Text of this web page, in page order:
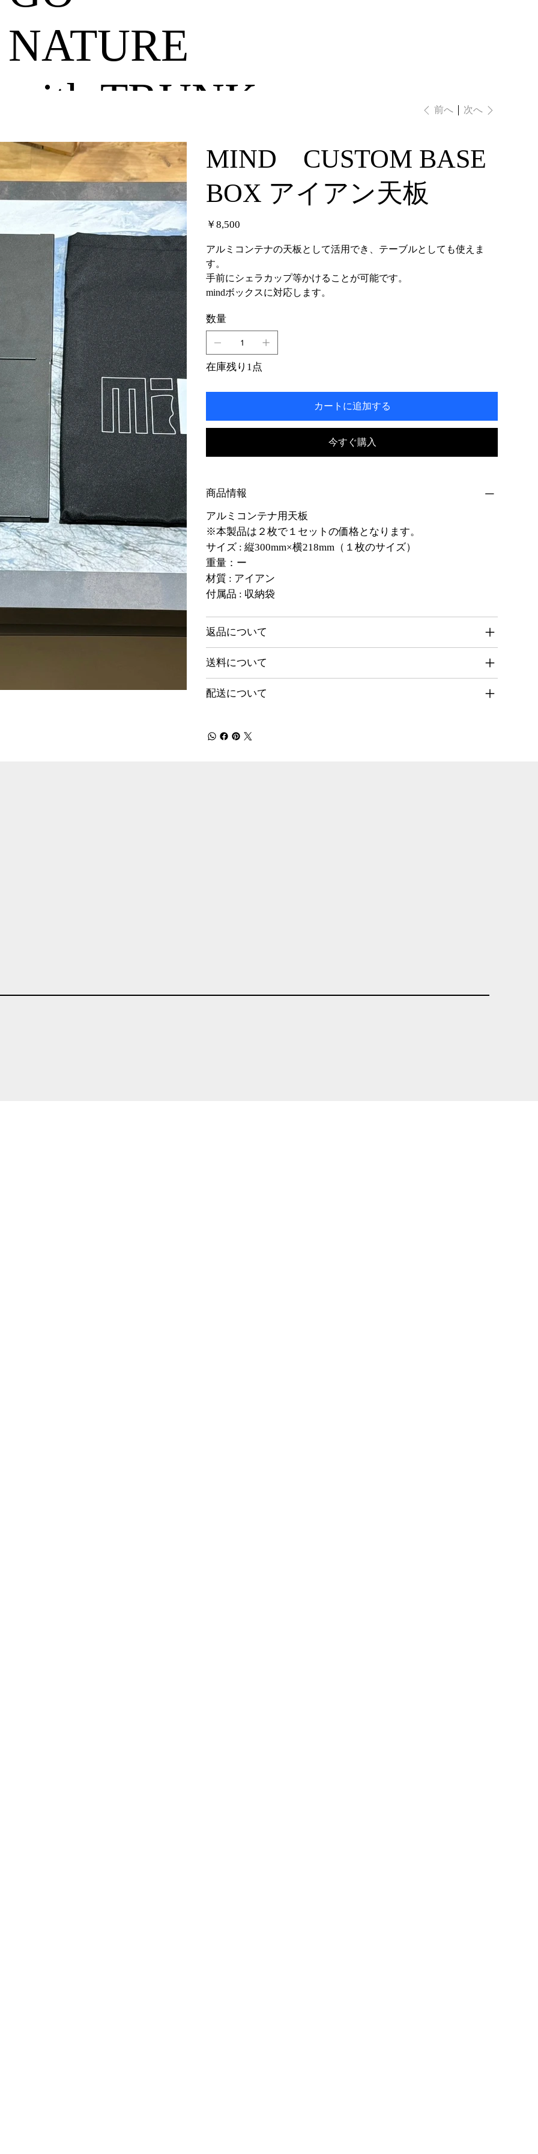
NATURE
with TRUNK
前へ 次へ
MIND CUSTOM BASE
BOX アイアン天板
価
格
￥8,500
アルミコンテナの天板として活用でき、テーブルとしても使えま
す。
手前にシェラカップ等かけることが可能です。
mindボックスに対応します。
数量
在庫残り1点
カートに追加する
今すぐ購入
商品情報
アルミコンテナ用天板
※本製品は２枚で１セットの価格となります。
サイズ : 縦300mm×横218mm（１枚のサイズ）
重量：ー
材質 : アイアン
付属品 : 収納袋
返品について
送料について
配送について